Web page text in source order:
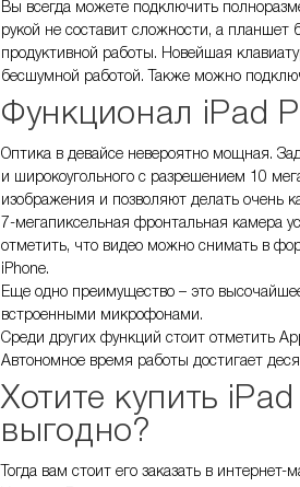
Вы всегда можете подключить
рукой не составит сложности, а
продуктивной работы. Новейшая
бесшумной работой. Также можно
Функционал iPad
Оптика в девайсе невероятно мощная.
и широкоугольного с разрешением 10
изображения и позволяют делать очень
7-мегапиксельная фронтальная камера
отметить, что видео можно снимать в
iPhone.
Еще одно преимущество – это
встроенными микрофонами.
Среди других функций стоит отметить
Автономное время работы достигает
Хотите купить
выгодно?
Тогда вам стоит его заказать в